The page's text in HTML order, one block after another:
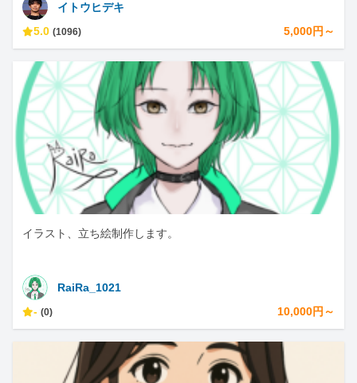
イトウヒデキ
5.0 (1096) 5,000円～
イラスト、立ち絵制作します。
RaiRa_1021
- (0) 10,000円～